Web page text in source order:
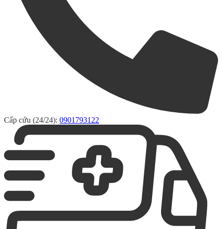
Cấp cứu (24/24): 0901793122